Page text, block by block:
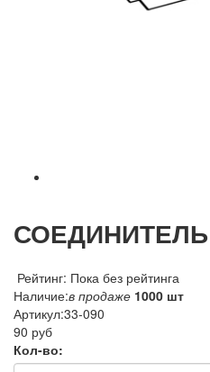
СОЕДИНИТЕЛЬ
Рейтинг: Пока без рейтинга
Наличие:в продаже 1000 шт
Артикул:33-090
90 руб
Кол-во: